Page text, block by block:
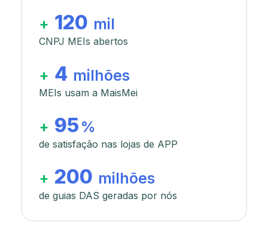
+ 120 mil
CNPJ MEIs abertos
+ 4 milhões
MEIs usam a MaisMei
+ 95 %
de satisfação nas lojas de APP
+ 200 milhões
de guias DAS geradas por nós